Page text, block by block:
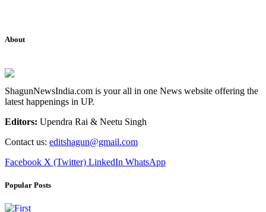
About
ShagunNewsIndia.com is your all in one News website offering the
latest happenings in UP.
Editors: Upendra Rai & Neetu Singh
Contact us: editshagun@gmail.com
Facebook X (Twitter) LinkedIn WhatsApp
Popular Posts